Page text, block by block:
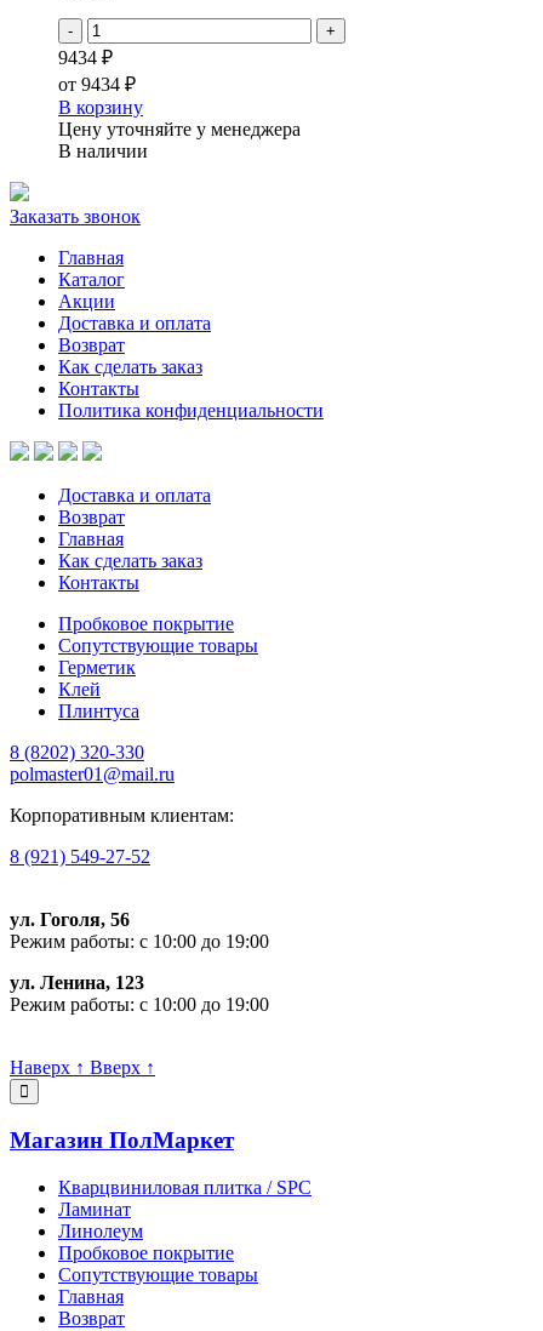
- +
9434 ₽
от 9434 ₽
В корзину
Цену уточняйте у менеджера
В наличии
Заказать звонок
Главная
Каталог
Акции
Доставка и оплата
Возврат
Как сделать заказ
Контакты
Политика конфиденциальности
Доставка и оплата
Возврат
Главная
Как сделать заказ
Контакты
Пробковое покрытие
Сопутствующие товары
Герметик
Клей
Плинтуса
8 (8202) 320-330
polmaster01@mail.ru
Корпоративным клиентам:
8 (921) 549-27-52
ул. Гоголя, 56
Режим работы: с 10:00 до 19:00
ул. Ленина, 123
Режим работы: с 10:00 до 19:00
Наверх ↑ Вверх ↑
Магазин ПолМаркет
Кварцвиниловая плитка / SPС
Ламинат
Линолеум
Пробковое покрытие
Сопутствующие товары
Главная
Возврат